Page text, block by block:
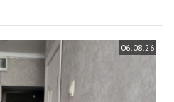
06.08.26